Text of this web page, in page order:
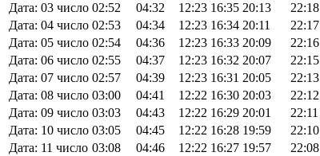
Дата: 03 число 02:52 04:32 12:23 16:35 20:13
22:18
Дата: 04 число 02:53 04:34 12:23 16:34 20:11
22:17
Дата: 05 число 02:54 04:36 12:23 16:33 20:09
22:16
Дата: 06 число 02:55 04:37 12:23 16:32 20:07
22:15
Дата: 07 число 02:57 04:39 12:23 16:31 20:05
22:13
Дата: 08 число 03:00 04:41 12:22 16:30 20:03
22:12
Дата: 09 число 03:03 04:43 12:22 16:29 20:01
22:11
Дата: 10 число 03:05 04:45 12:22 16:28 19:59
22:10
Дата: 11 число 03:08 04:46 12:22 16:27 19:57
22:08